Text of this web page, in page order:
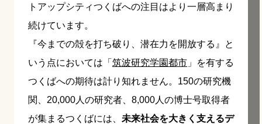
トアップシティつくばへの注目はより一層高まり
続けています。
『今までの殻を打ち破り、潜在力を開放する』と
いう点においては「 筑波研究学園都市 」を有する
つくばへの期待は計り知れません。150の研究機
関、20,000人の研究者、8,000人の博士号取得者
が集まるつくばには、 未来社会を大きく支えるデ